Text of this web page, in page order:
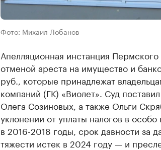
Фото: Михаил Лобанов
Апелляционная инстанция Пермского
отменой ареста на имущество и
руб., которые принадлежат
компаний (ГК) «Виолет». Суд
Олега Созиновых, а также Ольги
уклонении от уплаты налогов в
в 2016-2018 годы, срок давности за
тяжести истек в 2024 году — и